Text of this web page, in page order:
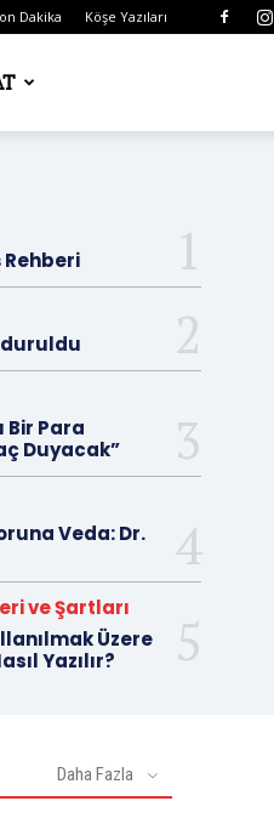
Dakika Köşe Yazıları
Rehberi
Bir Para
Duyacak”
Veda: Dr.
ve Şartları
Üzere
Yazılır?
Daha Fazla